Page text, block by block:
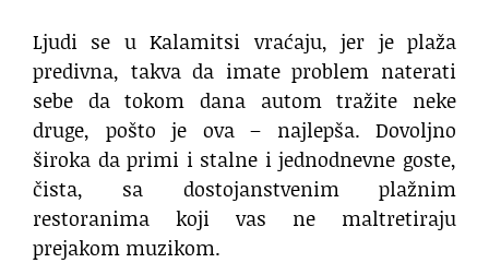
Ljudi se u Kalamitsi vraćaju, jer je plaža
predivna, takva da imate problem naterati
sebe da tokom dana autom tražite neke
druge, pošto je ova – najlepša. Dovoljno
široka da primi i stalne i jednodnevne goste,
čista, sa dostojanstvenim plažnim
restoranima koji vas ne maltretiraju
prejakom muzikom.